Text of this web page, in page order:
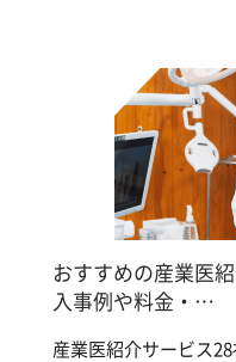
おすすめの産業医
入事例や料金・…
産業医紹介サービス